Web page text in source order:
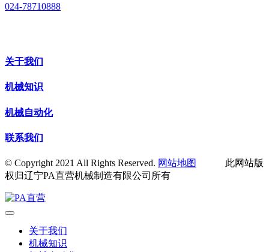
024-78710888
关于我们
机械知识
机械自动化
联系我们
© Copyright 2021 All Rights Reserved. 网站地图
此网站版
权归辽宁PA直营机械制造有限公司所有
关于我们
机械知识